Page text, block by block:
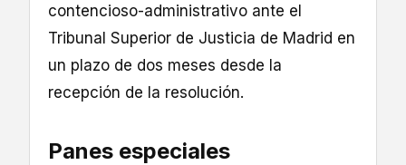
contencioso-administrativo ante el
Tribunal Superior de Justicia de Madrid en
un plazo de dos meses desde la
recepción de la resolución.
Panes especiales